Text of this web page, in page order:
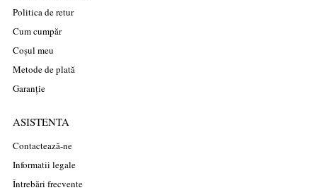
Politica de retur
Cum cumpăr
Coșul meu
Metode de plată
Garanție
ASISTENTA
Contactează-ne
Informatii legale
Întrebări frecvente